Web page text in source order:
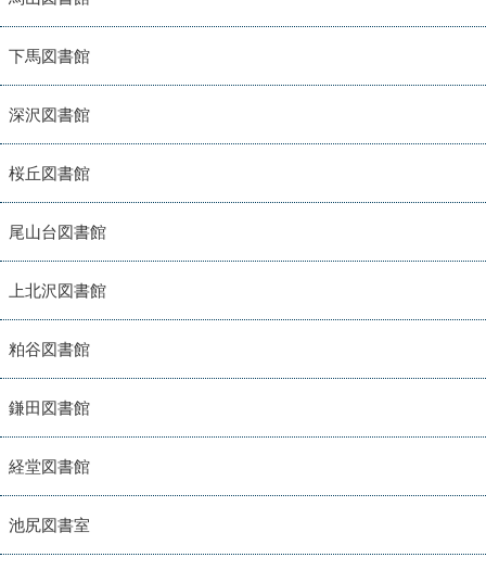
下馬図書館
深沢図書館
桜丘図書館
尾山台図書館
上北沢図書館
粕谷図書館
鎌田図書館
経堂図書館
池尻図書室